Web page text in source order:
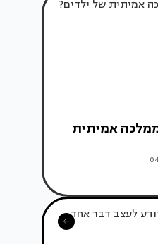
אמיתית